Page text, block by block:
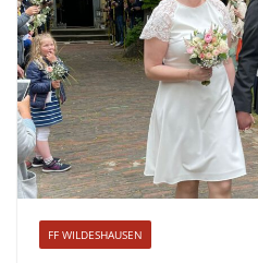
FF WILDESHAUSEN